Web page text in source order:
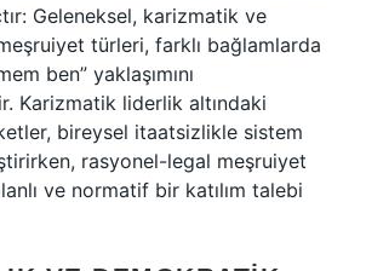
Geleneksel, karizmatik ve
türleri, farklı bağlamlarda
ben” yaklaşımını
Karizmatik liderlik altındaki
bireysel itaatsizlikle sistem
rasyonel-legal meşruiyet
ve normatif bir katılım talebi